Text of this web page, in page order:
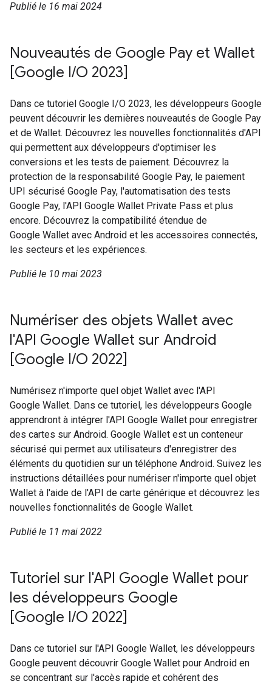
Publié le 16 mai 2024
Nouveautés de Google Pay et Wallet
[Google I/O 2023]
Dans ce tutoriel Google I/O 2023, les développeurs Google
peuvent découvrir les dernières nouveautés de Google Pay
et de Wallet. Découvrez les nouvelles fonctionnalités d'API
qui permettent aux développeurs d'optimiser les
conversions et les tests de paiement. Découvrez la
protection de la responsabilité Google Pay, le paiement
UPI sécurisé Google Pay, l'automatisation des tests
Google Pay, l'API Google Wallet Private Pass et plus
encore. Découvrez la compatibilité étendue de
Google Wallet avec Android et les accessoires connectés,
les secteurs et les expériences.
Publié le 10 mai 2023
Numériser des objets Wallet avec
l'API Google Wallet sur Android
[Google I/O 2022]
Numérisez n'importe quel objet Wallet avec l'API
Google Wallet. Dans ce tutoriel, les développeurs Google
apprendront à intégrer l'API Google Wallet pour enregistrer
des cartes sur Android. Google Wallet est un conteneur
sécurisé qui permet aux utilisateurs d'enregistrer des
éléments du quotidien sur un téléphone Android. Suivez les
instructions détaillées pour numériser n'importe quel objet
Wallet à l'aide de l'API de carte générique et découvrez les
nouvelles fonctionnalités de Google Wallet.
Publié le 11 mai 2022
Tutoriel sur l'API Google Wallet pour
les développeurs Google
[Google I/O 2022]
Dans ce tutoriel sur l'API Google Wallet, les développeurs
Google peuvent découvrir Google Wallet pour Android en
se concentrant sur l'accès rapide et cohérent des